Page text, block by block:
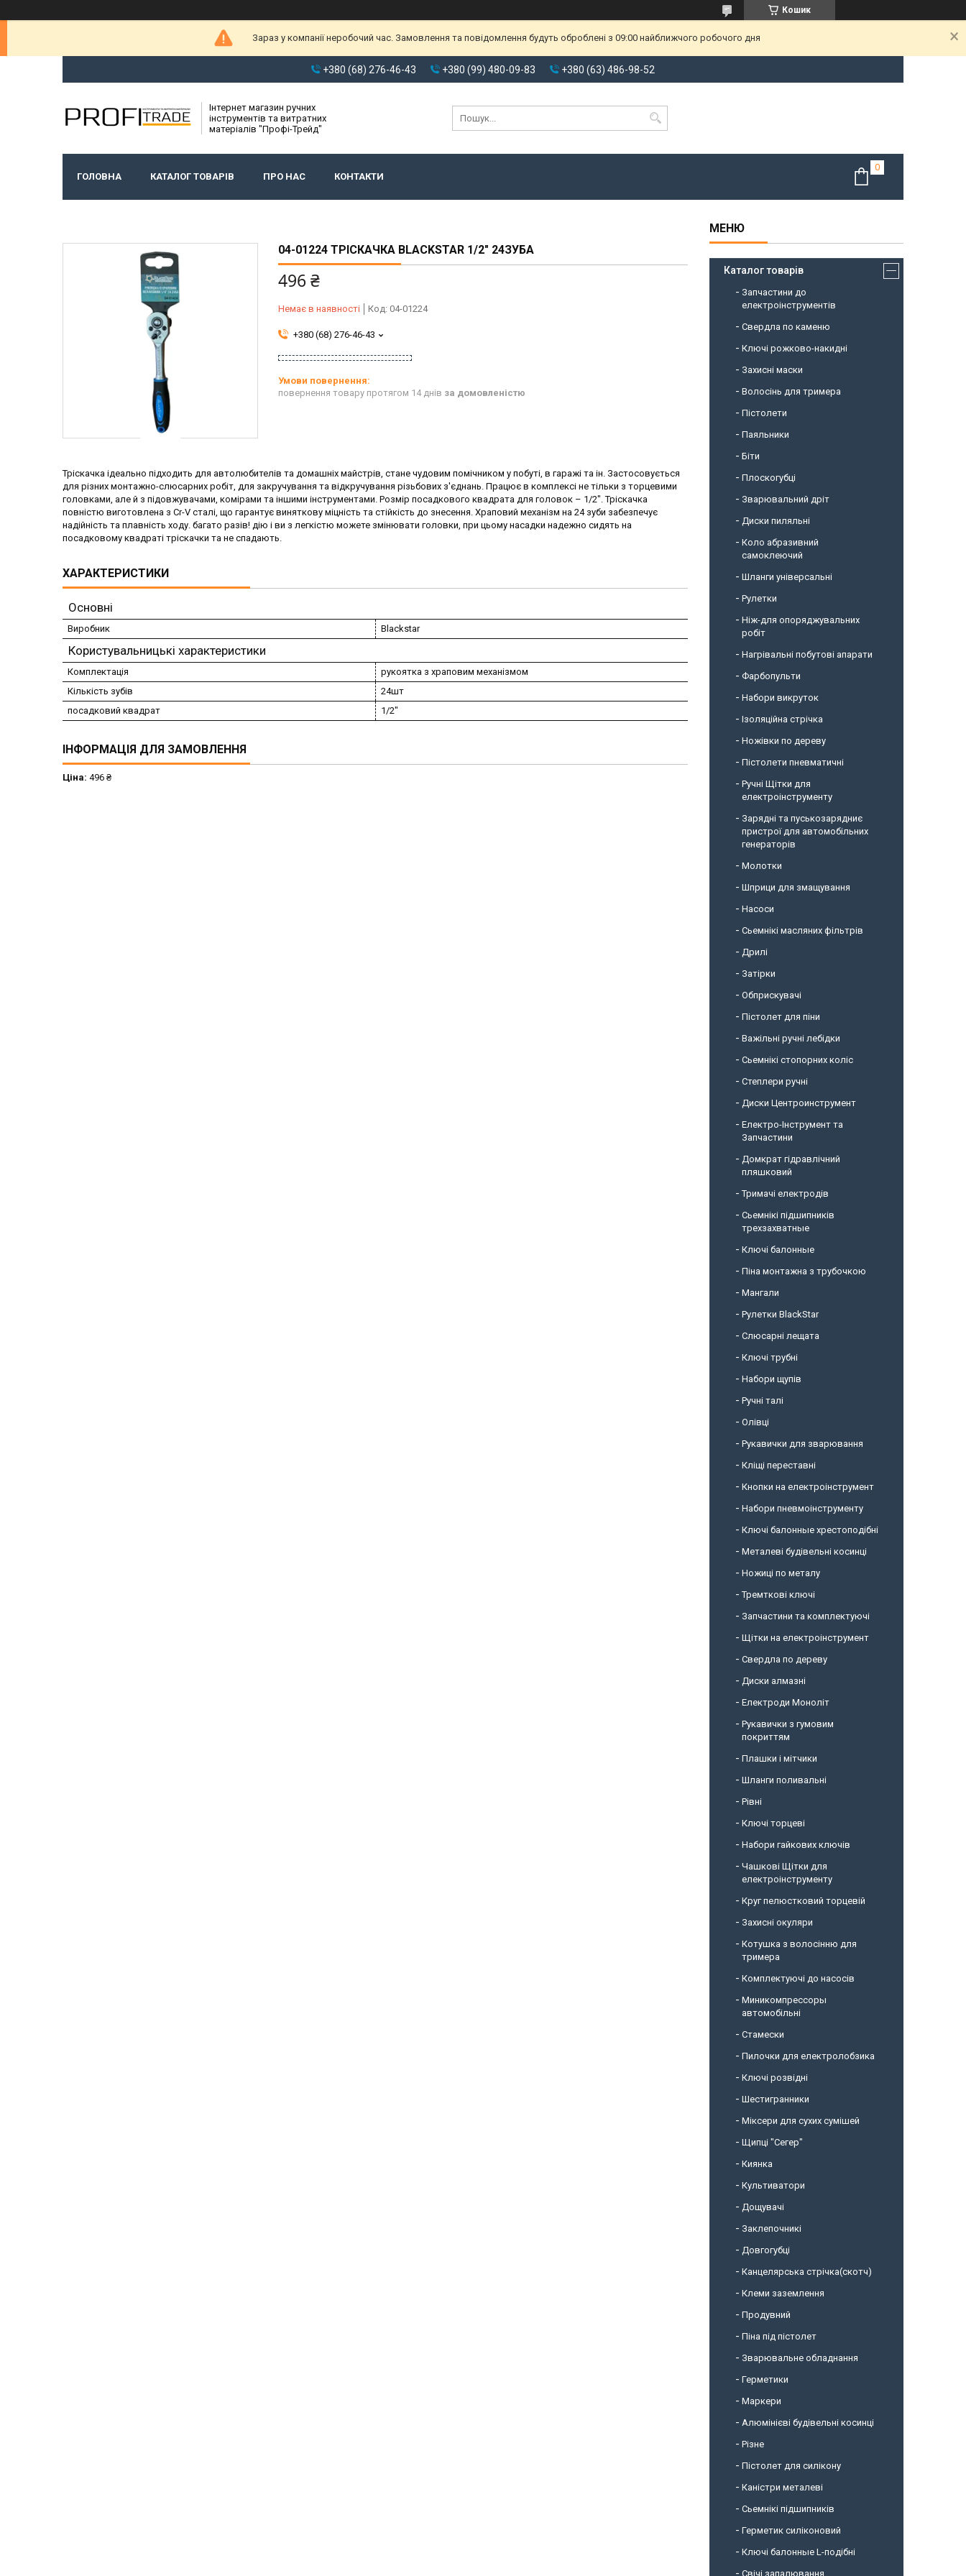
Кошик
Зараз у компанії неробочий час. Замовлення та повідомлення будуть оброблені з 09:00 найближчого робочого дня
+380 (68) 276-46-43 +380 (99) 480-09-83 +380 (63) 486-98-52
Інтернет магазин ручних
інструментів та витратних
матеріалів "Профі-Трейд"
ГОЛОВНА КАТАЛОГ ТОВАРІВ ПРО НАС КОНТАКТИ
04-01224 ТРІСКАЧКА BLACKSTAR 1/2" 24ЗУБА
496 ₴
Немає в наявності Код: 04-01224
+380 (68) 276-46-43
повернення товару протягом 14 днів за домовленістю
Тріскачка ідеально підходить для автолюбителів та домашніх майстрів, стане чудовим помічником у побуті, в гаражі та ін. Застосовується
для різних монтажно-слюсарних робіт, для закручування та відкручування різьбових з'єднань. Працює в комплексі не тільки з торцевими
головками, але й з підовжувачами, комірами та іншими інструментами. Розмір посадкового квадрата для головок – 1/2". Тріскачка
повністю виготовлена ​​з Сr-V сталі, що гарантує виняткову міцність та стійкість до знесення. Храповий механізм на 24 зуби забезпечує
надійність та плавність ходу. багато разів! дію і ви з легкістю можете змінювати головки, при цьому насадки надежно сидять на
посадковому квадраті тріскачки та не спадають.
ХАРАКТЕРИСТИКИ
Основні
Виробник Blackstar
Користувальницькі характеристики
Комплектація
рукоятка з храповим механізмом
Кількість зубів
24шт
посадковий квадрат
1/2"
ІНФОРМАЦІЯ ДЛЯ ЗАМОВЛЕННЯ
Ціна: 496 ₴
Каталог товарів
Запчастини до
електроінструментів
Свердла по каменю
Ключі рожково-накидні
Захисні маски
Волосінь для тримера
Пістолети
Паяльники
Біти
Плоскогубці
Зварювальний дріт
Диски пиляльні
Коло абразивний
самоклеючий
Шланги універсальні
Рулетки
Ніж-для опоряджувальних
робіт
Нагрівальні побутові апарати
Фарбопульти
Набори викруток
Ізоляційна стрічка
Ножівки по дереву
Пістолети пневматичні
Ручні Щітки для
електроінструменту
Зарядні та пуськозарядниє
пристрої для автомобільних
генераторів
Молотки
Шприци для змащування
Насоси
Сьемнікі масляних фільтрів
Дрилі
Затірки
Обприскувачі
Пістолет для піни
Важільні ручні лебідки
Сьемнікі стопорних коліс
Степлери ручні
Диски Центроинструмент
Електро-Інструмент та
Запчастини
Домкрат гідравлічний
пляшковий
Тримачі електродів
Сьемнікі підшипників
трехзахватные
Ключі балонные
Піна монтажна з трубочкою
Мангали
Рулетки BlackStar
Слюсарні лещата
Ключі трубні
Набори щупів
Ручні талі
Олівці
Рукавички для зварювання
Кліщі переставні
Кнопки на електроінструмент
Набори пневмоінструменту
Ключі балонные хрестоподібні
Металеві будівельні косинці
Ножиці по металу
Тремткові ключі
Запчастини та комплектуючі
Щітки на електроінструмент
Свердла по дереву
Диски алмазні
Електроди Моноліт
Рукавички з гумовим
покриттям
Плашки і мітчики
Шланги поливальні
Рівні
Ключі торцеві
Набори гайкових ключів
Чашкові Щітки для
електроінструменту
Круг пелюстковий торцевій
Захисні окуляри
Котушка з волосінню для
тримера
Комплектуючі до насосів
Миникомпрессоры
автомобільні
Стамески
Пилочки для електролобзика
Ключі розвідні
Шестигранники
Міксери для сухих сумішей
Щипці "Сегер"
Киянка
Культиватори
Дощувачі
Заклепочникі
Довгогубці
Канцелярська стрічка(скотч)
Клеми заземлення
Продувний
Піна під пістолет
Зварювальне обладнання
Герметики
Маркери
Алюмінієві будівельні косинці
Різне
Пістолет для силікону
Каністри металеві
Сьемнікі підшипників
Герметик силіконовий
Ключі балонные L-подібні
Свічі запалювання